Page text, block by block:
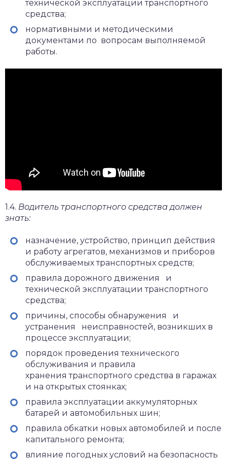
технической эксплуатации транспортного
средства;
нормативными и методическими
документами по вопросам выполняемой
работы.
1.4. Водитель транспортного средства должен
знать:
назначение, устройство, принцип действия
и работу агрегатов, механизмов и приборов
обслуживаемых транспортных средств;
правила дорожного движения и
технической эксплуатации транспортного
средства;
причины, способы обнаружения и
устранения неисправностей, возникших в
процессе эксплуатации;
порядок проведения технического
обслуживания и правила
хранения транспортного средства в гаражах
и на открытых стоянках;
правила эксплуатации аккумуляторных
батарей и автомобильных шин;
правила обкатки новых автомобилей и после
капитального ремонта;
влияние погодных условий на безопасность